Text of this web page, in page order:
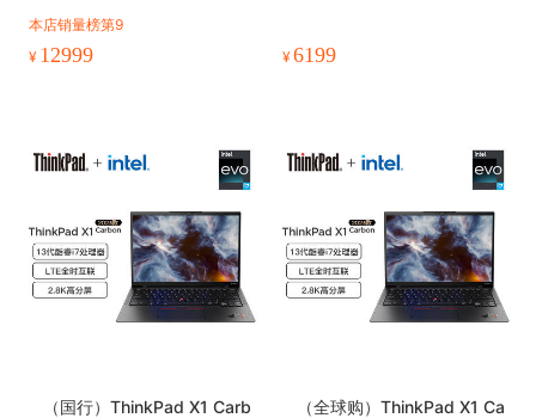
本店销量榜第9
¥ 12999 ¥6199
（国行）ThinkPad X1 Carb
（全球购）ThinkPad X1 Ca